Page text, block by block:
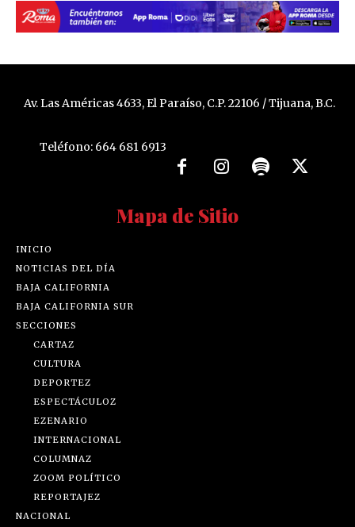
Av. Las Américas 4633, El Paraíso, C.P. 22106 / Tijuana, B.C.
Teléfono: 664 681 6913
Mapa de Sitio
INICIO
NOTICIAS DEL DÍA
BAJA CALIFORNIA
BAJA CALIFORNIA SUR
SECCIONES
CARTAZ
CULTURA
DEPORTEZ
ESPECTÁCULOZ
EZENARIO
INTERNACIONAL
COLUMNAZ
ZOOM POLÍTICO
REPORTAJEZ
NACIONAL